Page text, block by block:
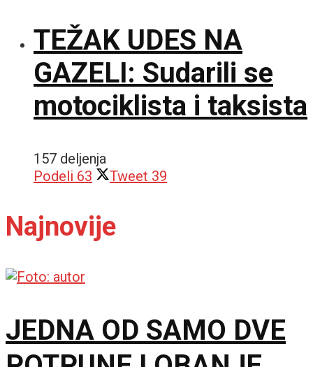
TEŽAK UDES NA
GAZELI: Sudarili se
motociklista i taksista
157 deljenja
Podeli 63 Tweet 39
Najnovije
JEDNA OD SAMO DVE